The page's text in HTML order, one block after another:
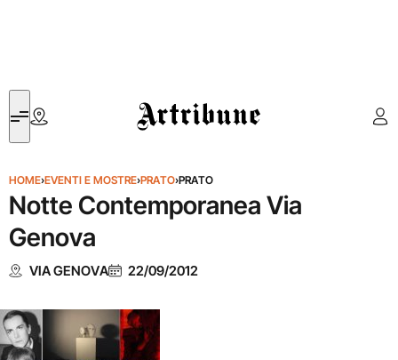
Artribune
HOME›EVENTI E MOSTRE›PRATO›PRATO
Notte Contemporanea Via
Genova
VIA GENOVA 22/09/2012